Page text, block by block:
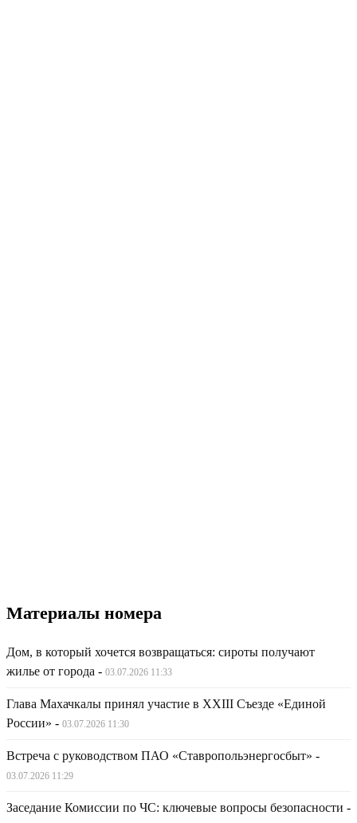
Материалы номера
Дом, в который хочется возвращаться: сироты получают
жилье от города - 03.07.2026 11:33
Глава Махачкалы принял участие в XXIII Съезде «Единой
России» - 03.07.2026 11:30
Встреча с руководством ПАО «Ставропольэнергосбыт» -
03.07.2026 11:29
Заседание Комиссии по ЧС: ключевые вопросы безопасности -